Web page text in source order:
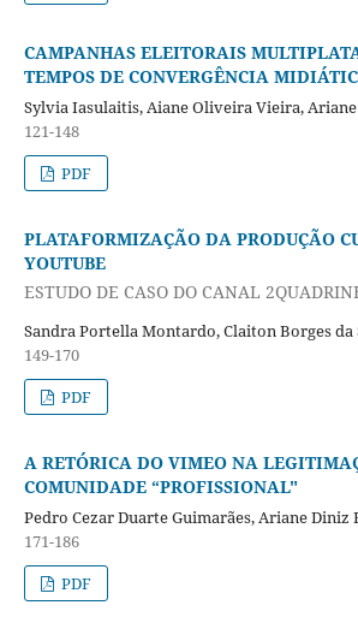
CAMPANHAS ELEITORAIS
TEMPOS DE CONVERGÊNCIA
Sylvia Iasulaitis, Aiane Oliveira Vieira,
121-148
PDF
PLATAFORMIZAÇÃO DA PRODUÇÃO
YOUTUBE
ESTUDO DE CASO DO CANAL
Sandra Portella Montardo, Claiton Borges da
149-170
PDF
A RETÓRICA DO VIMEO NA
COMUNIDADE “PROFISSIONAL"
Pedro Cezar Duarte Guimarães, Ariane Diniz
171-186
PDF